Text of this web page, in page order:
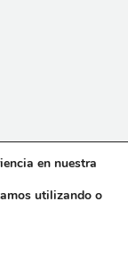
en nuestra
utilizando o